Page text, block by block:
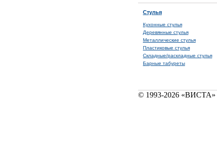
Стулья
Кухонные стулья
Деревянные стулья
Металлические стулья
Пластиковые стулья
Складные/раскладные стулья
Барные табуреты
© 1993-2026 «ВИСТА»